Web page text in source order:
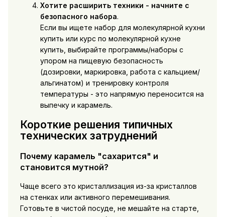
Хотите расширить техники - начните с
безопасного набора.
Если вы ищете набор для молекулярной кухни
купить или курс по молекулярной кухне
купить , выбирайте программы/наборы с
упором на пищевую безопасность
(дозировки, маркировка, работа с кальцием/
альгинатом) и тренировку контроля
температуры - это напрямую переносится на
выпечку и карамель.
Короткие решения типичных
технических затруднений
Почему карамель "сахарится" и
становится мутной?
Чаще всего это кристаллизация из-за кристаллов
на стенках или активного перемешивания.
Готовьте в чистой посуде, не мешайте на старте,